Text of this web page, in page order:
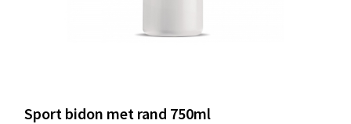
Sport bidon met rand 750ml